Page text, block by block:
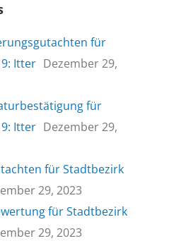
für
Itter Dezember 29,
für
Itter Dezember 29,
für Stadtbezirk
29, 2023
für Stadtbezirk
29, 2023